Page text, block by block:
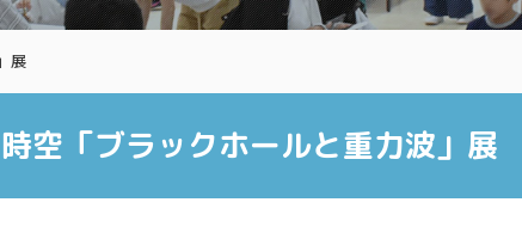
展
空「ブラックホールと重力波」展